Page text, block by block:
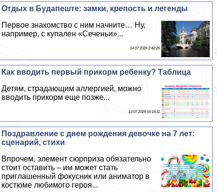
Отдых в Будапеште: замки, крепость и легенды
Первое знакомство с ним начните… Ну,
например, с купален «Сеченьи»...
14 07 2026 2:42:26
Как вводить первый прикорм ребенку? Таблица
Детям, страдающим аллергией, можно
вводить прикорм еще позже...
13 07 2026 16:16:11
Поздравление с днем рождения дeвoчке на 7 лет:
сценарий, стихи
Впрочем, элемент сюрприза обязательно
стоит оставить – им может стать
приглашенный фокусник или аниматор в
костюме любимого героя...